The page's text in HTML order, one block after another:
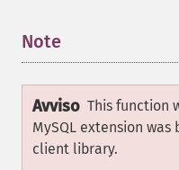
Note
Avviso This function
MySQL extension was
client library.